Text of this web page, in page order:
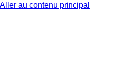
Aller au contenu principal